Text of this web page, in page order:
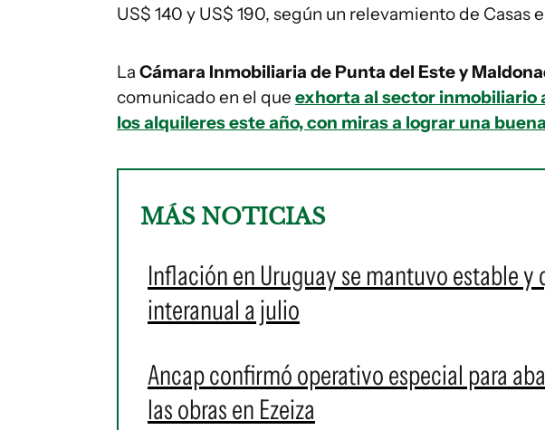
US$ 140 y US$ 190, según un relevamiento de Casas
La Cámara Inmobiliaria de Punta del Este y
comunicado en el que exhorta al sector inmobiliario
los alquileres este año, con miras a lograr una
MÁS NOTICIAS
Inflación en Uruguay se mantuvo estable y
interanual a julio
Ancap confirmó operativo especial para
las obras en Ezeiza